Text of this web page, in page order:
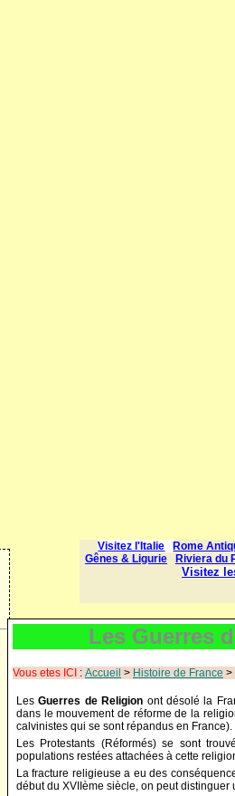
Les Guerres
Vous etes ICI : Accueil > Histoire de France >
LesGuerres de Religion ont désolé la
dans le mouvement de réforme de la
calvinistes qui se sont répandus en France).
Les Protestants (Réformés) se sont
populations restées attachées à cette
La fracture religieuse a eu des
début du XVIIème siècle, on peut